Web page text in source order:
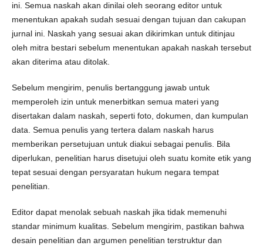
ini. Semua naskah akan dinilai oleh seorang editor untuk
menentukan apakah sudah sesuai dengan tujuan dan cakupan
jurnal ini. Naskah yang sesuai akan dikirimkan untuk ditinjau
oleh mitra bestari sebelum menentukan apakah naskah tersebut
akan diterima atau ditolak.
Sebelum mengirim, penulis bertanggung jawab untuk
memperoleh izin untuk menerbitkan semua materi yang
disertakan dalam naskah, seperti foto, dokumen, dan kumpulan
data. Semua penulis yang tertera dalam naskah harus
memberikan persetujuan untuk diakui sebagai penulis. Bila
diperlukan, penelitian harus disetujui oleh suatu komite etik yang
tepat sesuai dengan persyaratan hukum negara tempat
penelitian.
Editor dapat menolak sebuah naskah jika tidak memenuhi
standar minimum kualitas. Sebelum mengirim, pastikan bahwa
desain penelitian dan argumen penelitian terstruktur dan